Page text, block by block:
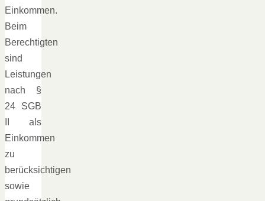
Einkommen.
Beim
Berechtigten
sind
Leistungen
nach §
24 SGB
II als
Einkommen
zu
berücksichtigen
sowie